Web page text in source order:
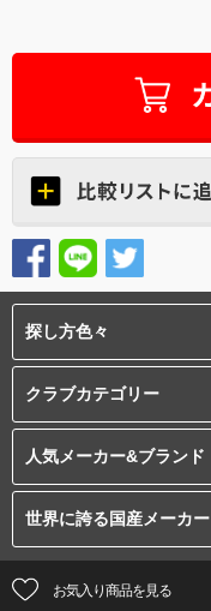
探し方色々
クラブカテゴリー
人気メーカー&ブランド
世界に誇る国産メーカー
お気入り商品を見る